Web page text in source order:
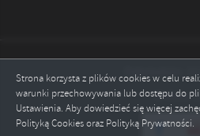
Strona korzysta z plików cookies w celu
warunki przechowywania lub dostępu do
Ustawienia. Aby dowiedzieć się więcej
Polityką Cookies oraz Polityką Prywatności.
Odwiedzin:
Online: 2